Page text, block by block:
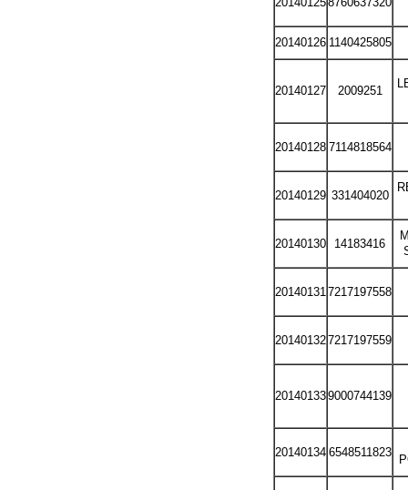
20140126 1140425805
20140127 2009251
20140128 7114818564
20140129 331404020
20140130 14183416
20140131 7217197558
201401327217197559
201401339000744139
20140134 6548511823